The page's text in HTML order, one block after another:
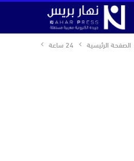
الصفحة الرئيسية 24 ساعة